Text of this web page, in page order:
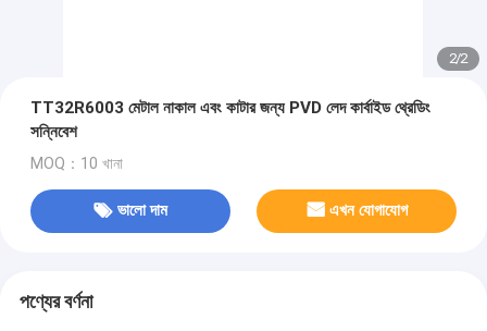
2/2
TT32R6003 মেটাল নাকাল এবং কাটার জন্য PVD লেদ কার্বাইড থ্রেডিং
সন্নিবেশ
MOQ：10 খানা
ভালো দাম এখন যোগাযোগ
পণ্যের বর্ণনা